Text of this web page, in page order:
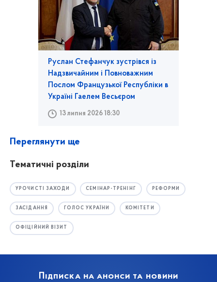
Руслан Стефанчук зустрівся із
Надзвичайним і Повноважним
Послом Французької Республіки в
Україні Гаелем Весьєром
13 липня 2026 18:30
Переглянути ще
Тематичні розділи
УРОЧИСТІ ЗАХОДИ СЕМІНАР-ТРЕНІНГ РЕФОРМИ
ЗАСІДАННЯ ГОЛОС УКРАЇНИ КОМІТЕТИ
ОФІЦІЙНИЙ ВІЗИТ
Підписка на анонси та новини